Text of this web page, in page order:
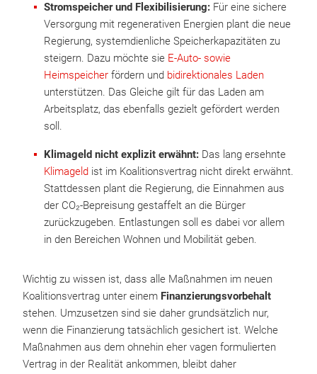
Stromspeicher und Flexibilisierung: Für eine sichere
Versorgung mit regenerativen Energien plant die neue
Regierung, systemdienliche Speicherkapazitäten zu
steigern. Dazu möchte sie E-Auto- sowie
Heimspeicher fördern und bidirektionales Laden
unterstützen. Das Gleiche gilt für das Laden am
Arbeitsplatz, das ebenfalls gezielt gefördert werden
soll.
Klimageld nicht explizit erwähnt: Das lang ersehnte
Klimageld ist im Koalitionsvertrag nicht direkt erwähnt.
Stattdessen plant die Regierung, die Einnahmen aus
der CO₂-Bepreisung gestaffelt an die Bürger
zurückzugeben. Entlastungen soll es dabei vor allem
in den Bereichen Wohnen und Mobilität geben.
Wichtig zu wissen ist, dass alle Maßnahmen im neuen
Koalitionsvertrag unter einem Finanzierungsvorbehalt
stehen. Umzusetzen sind sie daher grundsätzlich nur,
wenn die Finanzierung tatsächlich gesichert ist. Welche
Maßnahmen aus dem ohnehin eher vagen formulierten
Vertrag in der Realität ankommen, bleibt daher